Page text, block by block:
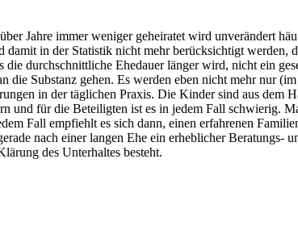
Jahre immer weniger geheiratet wird unverändert
in der Statistik nicht mehr berücksichtigt werden,
durchschnittliche Ehedauer länger wird, nicht ein
Substanz gehen. Es werden eben nicht mehr nur
in der täglichen Praxis. Die Kinder sind aus dem
und für die Beteiligten ist es in jedem Fall schwierig.
Fall empfiehlt es sich dann, einen erfahrenen
nach einer langen Ehe ein erheblicher Beratungs-
des Unterhaltes besteht.